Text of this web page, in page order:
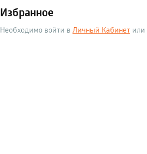
Избранное
Необходимо войти в Личный Кабинет или